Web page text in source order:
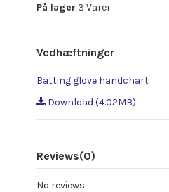
På lager 3 Varer
Vedhæftninger
Batting glove handchart
Download (4.02MB)
Reviews(0)
No reviews